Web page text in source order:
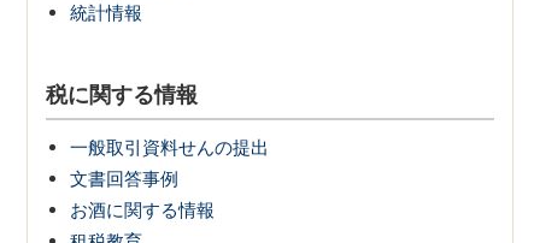
統計情報
税に関する情報
一般取引資料せんの提出
文書回答事例
お酒に関する情報